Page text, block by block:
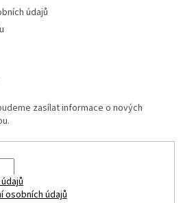
údajů
zasílat informace o nových
osobních údajů